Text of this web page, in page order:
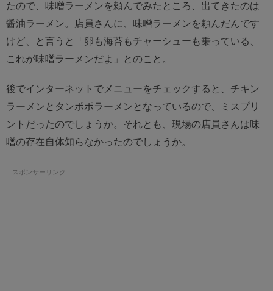
たので、味噌ラーメンを頼んでみたところ、出てきたのは
醤油ラーメン。店員さんに、味噌ラーメンを頼んだんです
けど、と言うと「卵も海苔もチャーシューも乗っている、
これが味噌ラーメンだよ」とのこと。
後でインターネットでメニューをチェックすると、チキン
ラーメンとタンポポラーメンとなっているので、ミスプリ
ントだったのでしょうか。それとも、現場の店員さんは味
噌の存在自体知らなかったのでしょうか。
スポンサーリンク